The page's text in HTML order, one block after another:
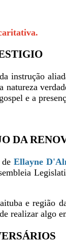
instrução
e a
DA
Ellayne
e região
realizar algo